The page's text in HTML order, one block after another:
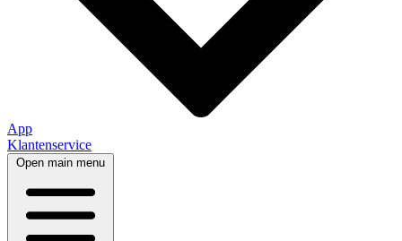
App
Klantenservice
Open main menu